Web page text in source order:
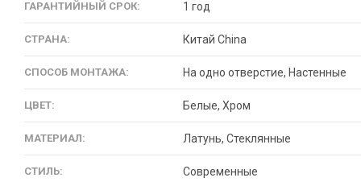
ГАРАНТИЙНЫЙ СРОК: 1 год
СТРАНА: Китай China
СПОСОБ МОНТАЖА: На одно отверстие, Настенные
ЦВЕТ: Белые, Хром
МАТЕРИАЛ: Латунь, Стеклянные
СТИЛЬ: Современные